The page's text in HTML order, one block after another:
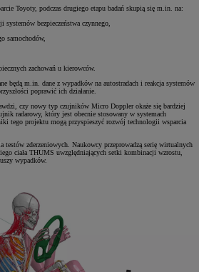
Toyoty, podczas drugiego etapu badań skupią się m.in. na:
systemów bezpieczeństwa czynnego,
samochodów,
zachowań u kierowców.
będą m.in. dane z wypadków na autostradach i reakcja systemów
poprawić ich działanie.
czy nowy typ czujników Micro Doppler okaże się bardziej
radarowy, który jest obecnie stosowany w systemach
tego projektu mogą przyspieszyć rozwój technologii wsparcia
testów zderzeniowych. Naukowcy przeprowadzą serię wirtualnych
ciała THUMS uwzględniających setki kombinacji wzrostu,
wypadków.